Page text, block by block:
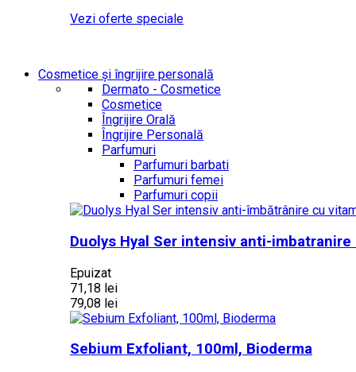
Vezi oferte speciale
Cosmetice și îngrijire personală
Dermato - Cosmetice
Cosmetice
Îngrijire Orală
Îngrijire Personală
Parfumuri
Parfumuri barbati
Parfumuri femei
Parfumuri copii
Duolys Hyal Ser intensiv anti-imbatranire
Epuizat
71,18 lei
79,08 lei
Sebium Exfoliant, 100ml, Bioderma